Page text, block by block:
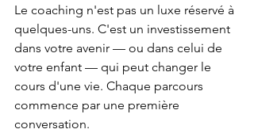
Le coaching n'est pas un luxe réservé à
quelques-uns. C'est un investissement
dans votre avenir — ou dans celui de
votre enfant — qui peut changer le
cours d'une vie. Chaque parcours
commence par une première
conversation.